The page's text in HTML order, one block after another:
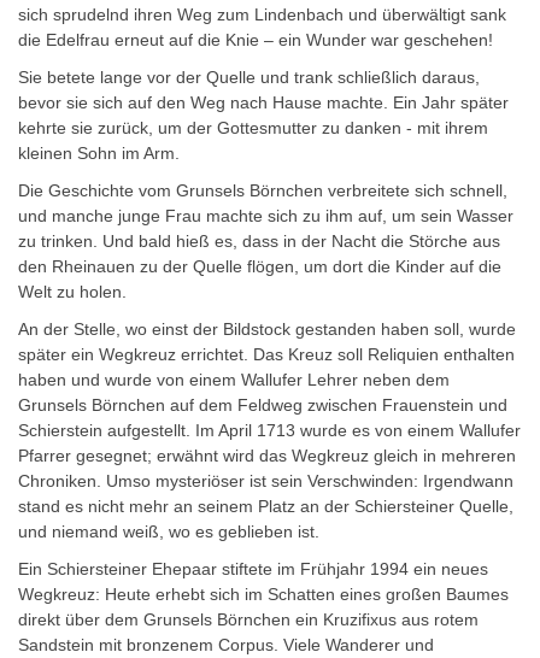
sich sprudelnd ihren Weg zum Lindenbach und überwältigt sank
die Edelfrau erneut auf die Knie – ein Wunder war geschehen!
Sie betete lange vor der Quelle und trank schließlich daraus,
bevor sie sich auf den Weg nach Hause machte. Ein Jahr später
kehrte sie zurück, um der Gottesmutter zu danken - mit ihrem
kleinen Sohn im Arm.
Die Geschichte vom Grunsels Börnchen verbreitete sich schnell,
und manche junge Frau machte sich zu ihm auf, um sein Wasser
zu trinken. Und bald hieß es, dass in der Nacht die Störche aus
den Rheinauen zu der Quelle flögen, um dort die Kinder auf die
Welt zu holen.
An der Stelle, wo einst der Bildstock gestanden haben soll, wurde
später ein Wegkreuz errichtet. Das Kreuz soll Reliquien enthalten
haben und wurde von einem Wallufer Lehrer neben dem
Grunsels Börnchen auf dem Feldweg zwischen Frauenstein und
Schierstein aufgestellt. Im April 1713 wurde es von einem Wallufer
Pfarrer gesegnet; erwähnt wird das Wegkreuz gleich in mehreren
Chroniken. Umso mysteriöser ist sein Verschwinden: Irgendwann
stand es nicht mehr an seinem Platz an der Schiersteiner Quelle,
und niemand weiß, wo es geblieben ist.
Ein Schiersteiner Ehepaar stiftete im Frühjahr 1994 ein neues
Wegkreuz: Heute erhebt sich im Schatten eines großen Baumes
direkt über dem Grunsels Börnchen ein Kruzifixus aus rotem
Sandstein mit bronzenem Corpus. Viele Wanderer und